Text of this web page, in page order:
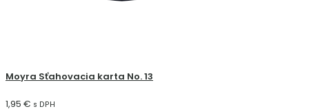
Moyra Sťahovacia karta No. 13
1,95 € s DPH